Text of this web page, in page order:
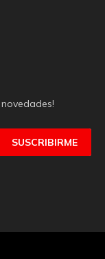
SUSCRIBIRME